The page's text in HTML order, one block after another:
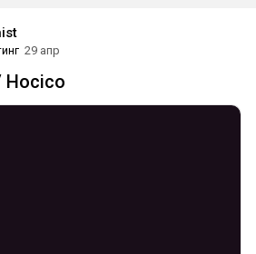
29 апр
Hocico